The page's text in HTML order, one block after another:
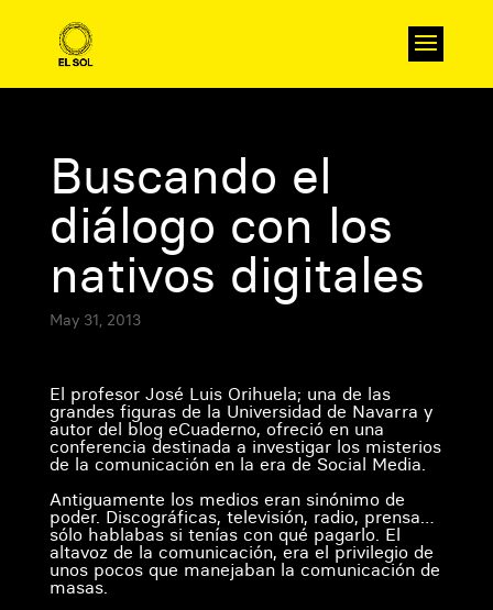
Buscando el
diálogo con los
nativos digitales
May 31, 2013
El profesor José Luis Orihuela; una de las
grandes figuras de la Universidad de Navarra y
autor del blog eCuaderno, ofreció en una
conferencia destinada a investigar los misterios
de la comunicación en la era de Social Media.
Antiguamente los medios eran sinónimo de
poder. Discográficas, televisión, radio, prensa…
sólo hablabas si tenías con qué pagarlo. El
altavoz de la comunicación, era el privilegio de
unos pocos que manejaban la comunicación de
masas.